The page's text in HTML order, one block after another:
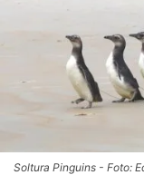
Soltura Pinguins - Foto: